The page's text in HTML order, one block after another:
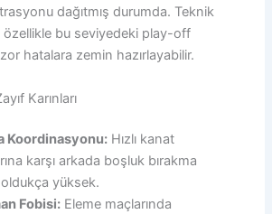
dağıtmış durumda. Teknik
bu seviyedeki play-off
hatalara zemin hazırlayabilir.
Karınları
Koordinasyonu: Hızlı kanat
karşı arkada boşluk bırakma
yüksek.
Fobisi: Eleme maçlarında